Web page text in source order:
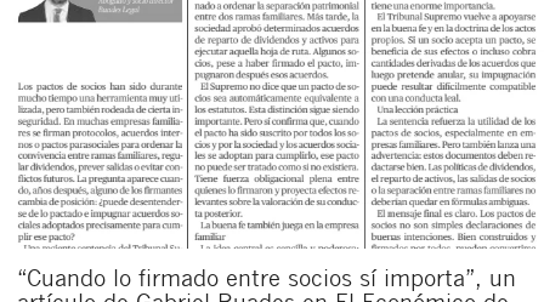
“Cuando lo firmado entre socios sí importa”, un